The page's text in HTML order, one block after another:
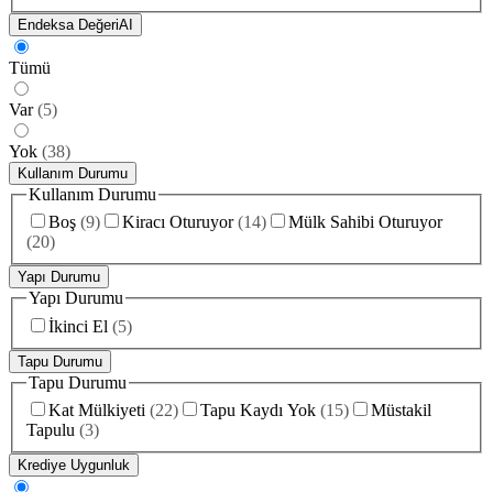
Endeksa DeğeriAI
Tümü
Var (5)
Yok (38)
Kullanım Durumu
Kullanım Durumu
Boş (9) Kiracı Oturuyor (14)
Mülk Sahibi Oturuyor
(20)
Yapı Durumu
Yapı Durumu
İkinci El (5)
Tapu Durumu
Tapu Durumu
Kat Mülkiyeti (22) Tapu Kaydı Yok (15)
Müstakil
Tapulu (3)
Krediye Uygunluk